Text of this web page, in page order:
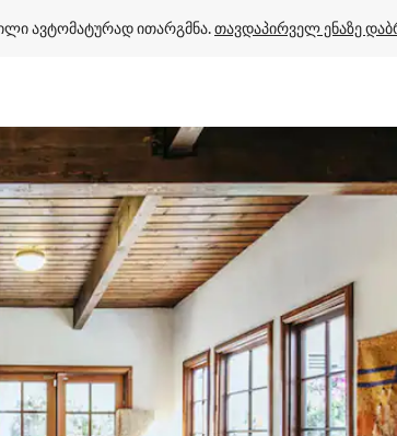
ავტომატურად ითარგმნა. თავდაპირველ ენაზე